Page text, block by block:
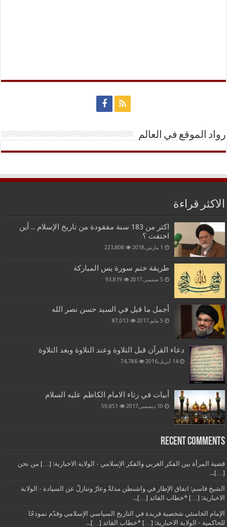
رواد الموقع في العالم
الاكثر قراءة
اكثر من 183 سنة مفقودة من تاريخ الإسلام .. أين
اختفت ؟
1 مارس,2018 223,808
طريقة ختم سورة يس المباركة
5 سبتمبر,2017 93,819
أجمل ما قيل في السيد حسن نصر الله
5 مايو,2017 87,013
دعاء القرآن قبل التلاوة وعند التلاوة وبعد التلاوة
14 أبريل,2016 74,786
أبيات في رثاء الامام الكاظم عليه السلام
10 ديسمبر,2017 59,851
Recent Comments
قضية المرأة بين الفكر الغربي والفكر الإسلامي - الولاية الاخبارية: […] من نحن
[…]...
الشيخ قاسم: اتفاق الإطار في واشنطن مذلةٌ وعارٌ وتنازلٌ عن السيادة - الولاية
الاخبارية: […] *خطاب القائد […]...
الإمام الخامنئي شخصية فريدة في التاريخ السياسي الإسلامي وقدّم نموذجًا
للحاكمية - الولاية الاخبارية: […] *خطاب القائد […]...